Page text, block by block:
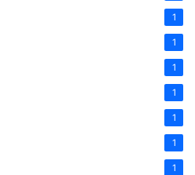
1
1
1
1
1
1
1